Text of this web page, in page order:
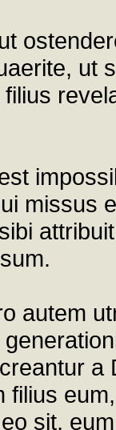
ut
missus
autem
filius
sit,